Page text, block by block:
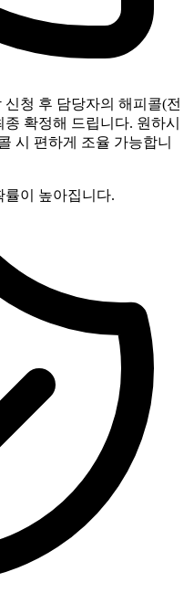
신청 후 담당자의 해피콜(전
확정해 드립니다. 원하시
시 편하게 조율 가능합니
률이 높아집니다.